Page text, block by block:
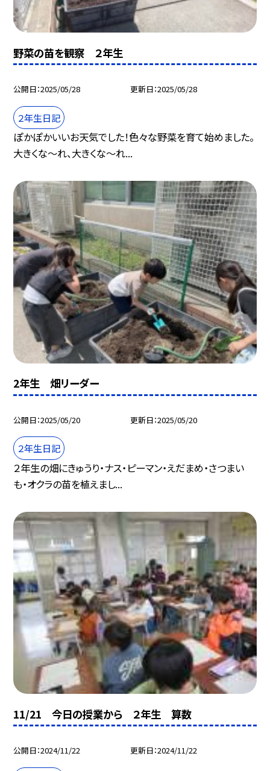
野菜の苗を観察 ２年生
公開日 2025/05/28 更新日 2025/05/28
２年生日記
ぽかぽかいいお天気でした！色々な野菜を育て始めました。
大きくな〜れ、大きくな〜れ...
2年生 畑リーダー
公開日 2025/05/20 更新日 2025/05/20
２年生日記
２年生の畑にきゅうり・ナス・ピーマン・えだまめ・さつまい
も・オクラの苗を植えまし...
11/21 今日の授業から ２年生 算数
公開日 2024/11/22 更新日 2024/11/22